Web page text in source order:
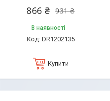
931 ₴
866 ₴
В наявності
DR1202135
Купити